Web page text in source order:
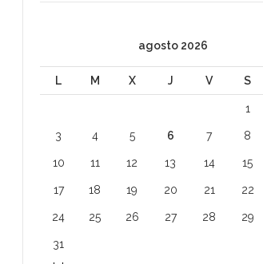
agosto 2026
L M X J V S
1
3 4 5 6 7 8
10 11 12 13 14 15
17 18 19 20 21 22
24 25 26 27 28 29
31